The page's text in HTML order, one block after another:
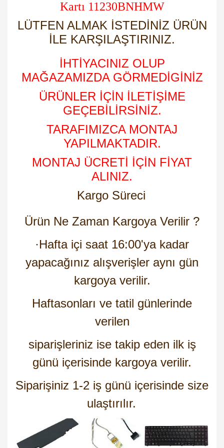
Kartı 11230BNHMW
LÜTFEN ALMAK İSTEDİNİZ ÜRÜN
İLE KARŞILAŞTIRINIZ.
İHTİYACINIZ OLUP
MAĞAZAMIZDA GÖRMEDİGİNİZ
ÜRÜNLER İÇİN İLETİŞİME
GEÇEBİLİRSİNİZ.
TARAFIMIZCA MONTAJ
YAPILMAKTADIR.
MONTAJ ÜCRETİ İÇİN FİYAT
ALINIZ.
Kargo Süreci
Ürün Ne Zaman Kargoya Verilir ?
·Hafta içi saat 16:00'ya kadar
yapacağınız alışverişler aynı gün
kargoya verilir.
Haftasonları ve tatil günlerinde
verilen
siparişleriniz ise takip eden ilk iş
günü içerisinde kargoya verilir.
Siparişiniz 1-2 iş günü içerisinde size
ulaştırılır.